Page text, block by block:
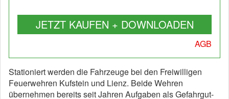
JETZT KAUFEN + DOWNLOADEN
AGB
Stationiert werden die Fahrzeuge bei den Freiwilligen
Feuerwehren Kufstein und Lienz. Beide Wehren
übernehmen bereits seit Jahren Aufgaben als Gefahrgut-